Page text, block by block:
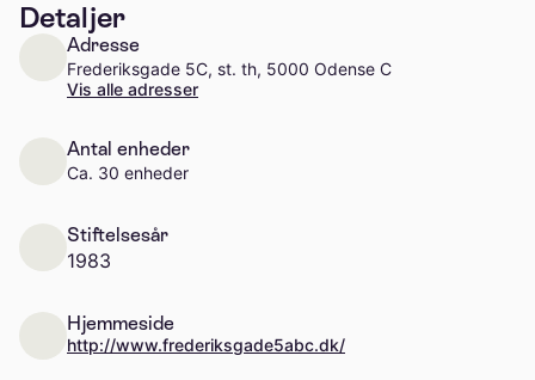
Detaljer
Adresse
Frederiksgade 5C, st. th, 5000 Odense C
Vis alle adresser
Antal enheder
Ca. 30 enheder
Stiftelsesår
1983
Hjemmeside
http://www.frederiksgade5abc.dk/